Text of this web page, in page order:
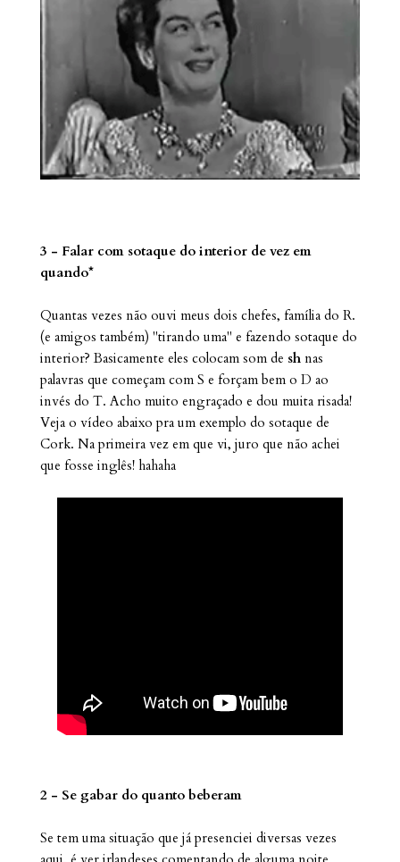
3 - Falar com sotaque do interior de vez em
quando*
Quantas vezes não ouvi meus dois chefes, família do R.
(e amigos também) "tirando uma" e fazendo sotaque do
interior? Basicamente eles colocam som de sh nas
palavras que começam com S e forçam bem o D ao
invés do T. Acho muito engraçado e dou muita risada!
Veja o vídeo abaixo pra um exemplo do sotaque de
Cork. Na primeira vez em que vi, juro que não achei
que fosse inglês! hahaha
2 - Se gabar do quanto beberam
Se tem uma situação que já presenciei diversas vezes